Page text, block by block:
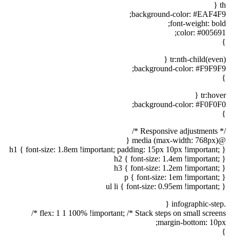
th {
background-color: #EAF4F9;
font-weight: bold;
color: #005691;
}
tr:nth-child(even) {
background-color: #F9F9F9;
}
tr:hover {
background-color: #F0F0F0;
}
/* Responsive adjustments */
@media (max-width: 768px) {
h1 { font-size: 1.8em !important; padding: 15px 10px !important; }
h2 { font-size: 1.4em !important; }
h3 { font-size: 1.2em !important; }
p { font-size: 1em !important; }
ul li { font-size: 0.95em !important; }
.infographic-step {
flex: 1 1 100% !important; /* Stack steps on small screens */
margin-bottom: 10px;
}